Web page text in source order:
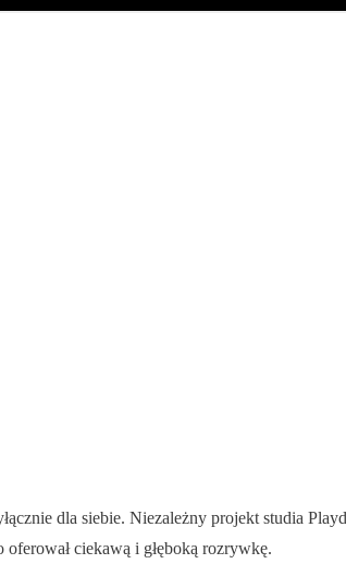
dla siebie. Niezależny projekt studia
ciekawą i głęboką rozrywkę.